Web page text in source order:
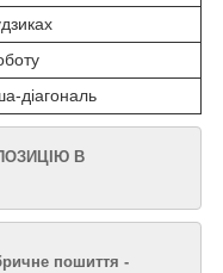
діагональ
В
пошиття -